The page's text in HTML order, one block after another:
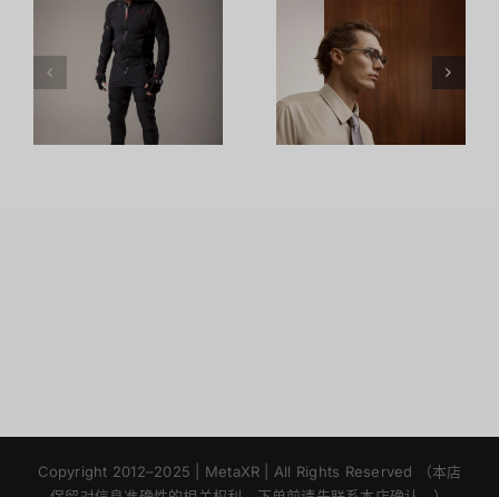
G1: แว่นตา
อัจฉริยะจอ
HUD ที่
หน้าตา
เหมือนแว่น
รีวิวแว่น XR
รุ่นใหม่:การ
อัปเกรดที่
เหนือกว่า
Copyright 2012–2025 | MetaXR | All Rights Reserved （本店
Korean